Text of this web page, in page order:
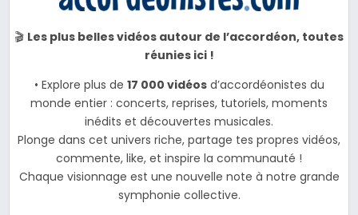
🎬 Les plus belles vidéos autour de l’accordéon, toutes
réunies ici !
• Explore plus de 17 000 vidéosd’accordéonistes du
monde entier : concerts, reprises, tutoriels, moments
inédits et découvertes musicales.
Plonge dans cet univers riche, partage tes propres vidéos,
commente, like, et inspire la communauté !
Chaque visionnage est une nouvelle note à notre grande
symphonie collective.